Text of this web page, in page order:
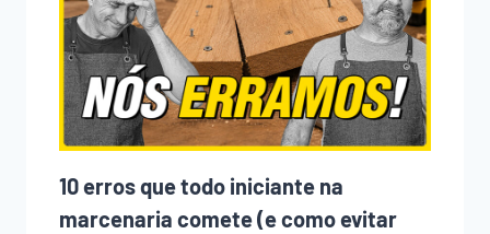
NA
MARCENARIA?
ENTENDA
O
QUE
MUDOU
NOS
ÚLTIMOS
10 erros que todo iniciante na
marcenaria comete (e como evitar